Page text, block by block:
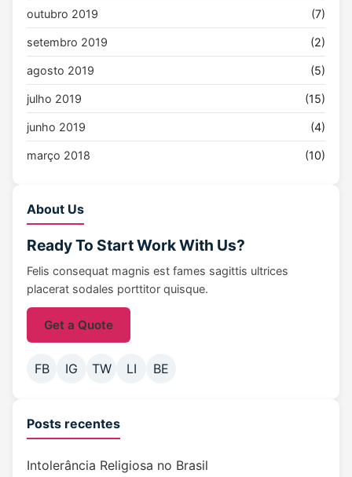
outubro 2019 (7)
setembro 2019 (2)
agosto 2019 (5)
julho 2019 (15)
junho 2019 (4)
março 2018 (10)
About Us
Ready To StartWork With Us?
Felis consequat magnis est fames sagittis ultrices
placerat sodales porttitor quisque.
Get a Quote
FB IG TW LI BE
Posts recentes
Intolerância Religiosa no Brasil